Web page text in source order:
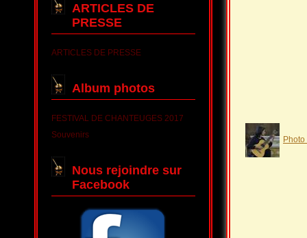
ARTICLES DE
PRESSE
ARTICLES DE PRESSE
Album photos
FESTIVAL DE CHANTEUGES 2017
Souvenirs
Nous rejoindre sur
Facebook